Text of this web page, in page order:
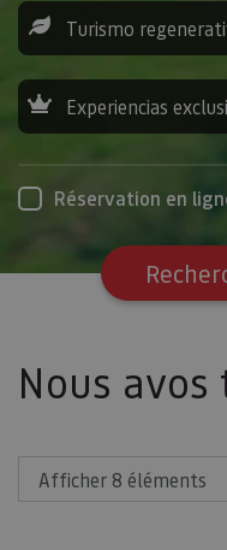
Turismo
Experiencias
Réservation en
Nous